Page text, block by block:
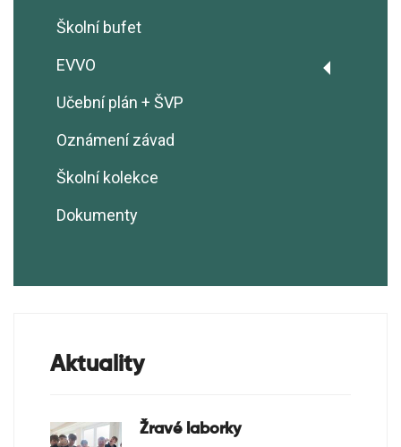
Školní bufet
EVVO
Základní informace EVVO
Ekotým
Školní sběry
Učební plán + ŠVP
Oznámení závad
Školní kolekce
Dokumenty
Aktuality
Žravé laborky